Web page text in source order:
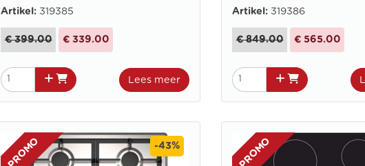
Artikel: 319385
€ 399.00 € 339.00
Lees meer
Artikel: 319386
€ 849.00 € 565.00
PROMO -43% PROMO